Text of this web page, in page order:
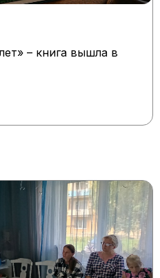
– книга вышла в